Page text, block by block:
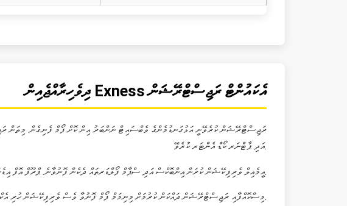
ދިވެހިރާއްޖެއިން Exness އެކައުންޓް ރަޖިސްޓްރޭޝަން
ރަޖިސްޓްރޭޝަން ކުރެވޭނީ އަޅުގަނޑުމެންގެ ވެބްސައިޓް ނަންބަރު އިން ކޮށް ފޯމް ފެނިގެން.
އަދި ޕާޓްނަރ ކޯޑް އެންޓަރ ކުރެވޭ.
އީމެއިލް ވެރިފިކޭޝަން ކުރަން އިންބޮކްސް އަދި ސްޕާމް ފޯލްޑަރތައް ދެކެން ފޮނުވާނެ. ޕްރޫފް އޮފް އިޑެންޓިޓީ އަދި ޕްރޫފް އޮފް ރިސިޑެންސް ޑޮކިއުމެންޓްތައް ސަބްމިޓް ކުރެވޭނެ.
މިސްކޮއްފާއި ރަޖިސްޓްރޭޝަން ދައްކަން ކުރުމަށް މިނިމަމް ފޯމް ފޮނުވާ ވެސް ވެރިފިކޭޝަން ހުރި އެކްސްޕްރެސްސް ކުރަން.